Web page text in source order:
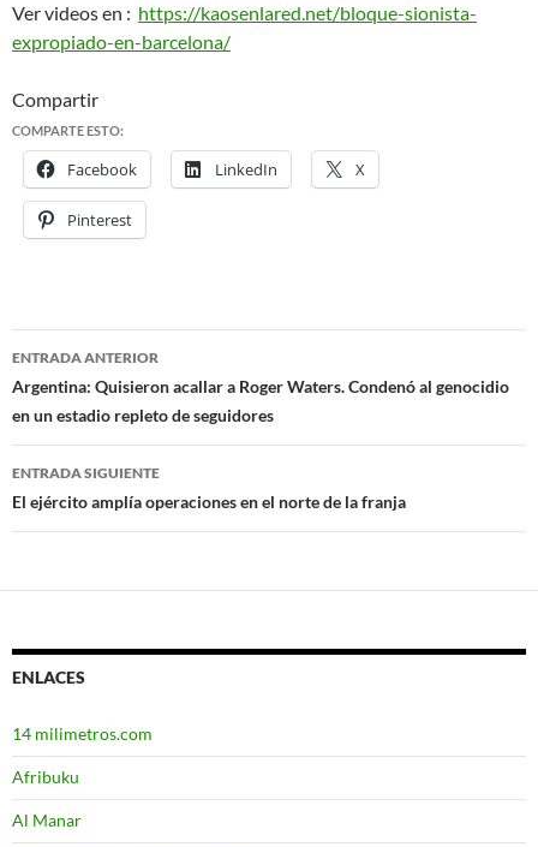
Ver videos en : https://kaosenlared.net/bloque-sionista-
expropiado-en-barcelona/
Compartir
COMPARTE ESTO:
Facebook LinkedIn X
Pinterest
Navegación
de
entradas
ENTRADA ANTERIOR
Argentina: Quisieron acallar a Roger Waters. Condenó al genocidio
en un estadio repleto de seguidores
ENTRADA SIGUIENTE
El ejército amplía operaciones en el norte de la franja
ENLACES
14 milimetros.com
Afribuku
Al Manar